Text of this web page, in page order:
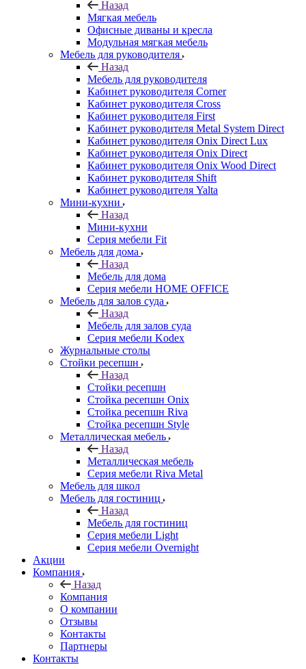
Назад
Мягкая мебель
Офисные диваны и кресла
Модульная мягкая мебель
Мебель для руководителя
Назад
Мебель для руководителя
Кабинет руководителя Corner
Кабинет руководителя Cross
Кабинет руководителя First
Кабинет руководителя Metal System Direct
Кабинет руководителя Onix Direct Lux
Кабинет руководителя Onix Direct
Кабинет руководителя Onix Wood Direct
Кабинет руководителя Shift
Кабинет руководителя Yalta
Мини-кухни
Назад
Мини-кухни
Серия мебели Fit
Мебель для дома
Назад
Мебель для дома
Серия мебели HOME OFFICE
Мебель для залов суда
Назад
Мебель для залов суда
Серия мебели Kodex
Журнальные столы
Стойки ресепшн
Назад
Стойки ресепшн
Стойка ресепшн Onix
Стойка ресепшн Riva
Стойка ресепшн Style
Металлическая мебель
Назад
Металлическая мебель
Серия мебели Riva Metal
Мебель для школ
Мебель для гостиниц
Назад
Мебель для гостиниц
Серия мебели Light
Серия мебели Overnight
Акции
Компания
Назад
Компания
О компании
Отзывы
Контакты
Партнеры
Контакты